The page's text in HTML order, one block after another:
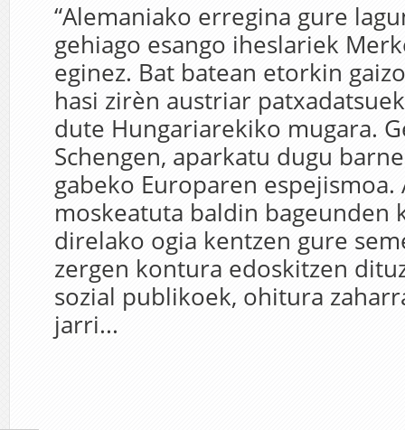
“Alemaniako erregina gure
gehiago esango iheslariek
eginez. Bat batean etorkin
hasi zirèn austriar
dute Hungariarekiko mugara.
Schengen, aparkatu dugu
gabeko Europaren espejismoa.
moskeatuta baldin bageunden
direlako ogia kentzen gure
zergen kontura edoskitzen
sozial publikoek, ohitura
jarri...